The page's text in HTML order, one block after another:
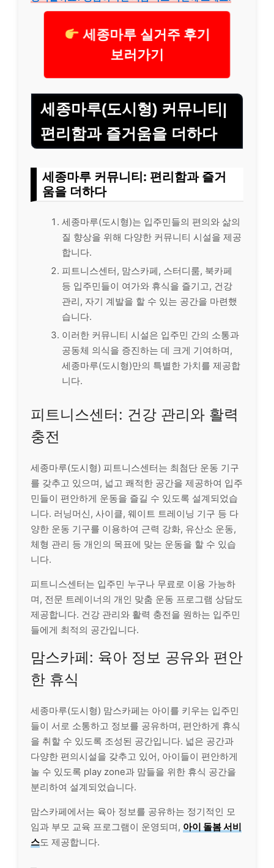
세종마루 실거주 후기
보러가기
세종마루(도시형) 커뮤니티|
편리함과 즐거움을 더하다
세종마루 커뮤니티: 편리함과 즐거
움을 더하다
세종마루(도시형)는 입주민들의 편의와 삶의
질 향상을 위해 다양한 커뮤니티 시설을 제공
합니다.
피트니스센터, 맘스카페, 스터디룸, 북카페
등 입주민들이 여가와 휴식을 즐기고, 건강
관리, 자기 계발을 할 수 있는 공간을 마련했
습니다.
이러한 커뮤니티 시설은 입주민 간의 소통과
공동체 의식을 증진하는 데 크게 기여하며,
세종마루(도시형)만의 특별한 가치를 제공합
니다.
피트니스센터: 건강 관리와 활력
충전
세종마루(도시형) 피트니스센터는 최첨단 운동 기구
를 갖추고 있으며, 넓고 쾌적한 공간을 제공하여 입주
민들이 편안하게 운동을 즐길 수 있도록 설계되었습
니다. 러닝머신, 사이클, 웨이트 트레이닝 기구 등 다
양한 운동 기구를 이용하여 근력 강화, 유산소 운동,
체형 관리 등 개인의 목표에 맞는 운동을 할 수 있습
니다.
피트니스센터는 입주민 누구나 무료로 이용 가능하
며, 전문 트레이너의 개인 맞춤 운동 프로그램 상담도
제공합니다. 건강 관리와 활력 충전을 원하는 입주민
들에게 최적의 공간입니다.
맘스카페: 육아 정보 공유와 편안
한 휴식
세종마루(도시형) 맘스카페는 아이를 키우는 입주민
들이 서로 소통하고 정보를 공유하며, 편안하게 휴식
을 취할 수 있도록 조성된 공간입니다. 넓은 공간과
다양한 편의시설을 갖추고 있어, 아이들이 편안하게
놀 수 있도록 play zone과 맘들을 위한 휴식 공간을
분리하여 설계되었습니다.
맘스카페에서는 육아 정보를 공유하는 정기적인 모
임과 부모 교육 프로그램이 운영되며, 아이 돌봄 서비
스도 제공합니다.